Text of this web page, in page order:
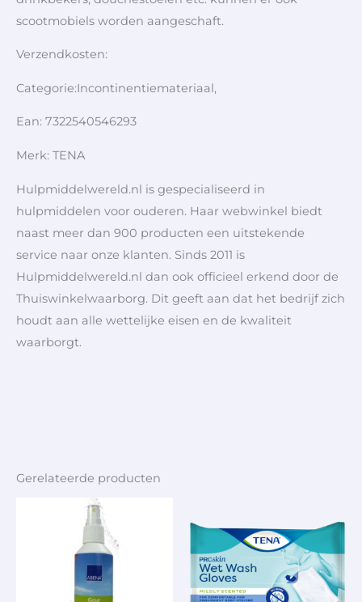
scootmobiels worden aangeschaft.
Verzendkosten:
Categorie:Incontinentiemateriaal,
Ean: 7322540546293
Merk: TENA
Hulpmiddelwereld.nl is gespecialiseerd in
hulpmiddelen voor ouderen. Haar webwinkel biedt
naast meer dan 900 producten een uitstekende
service naar onze klanten. Sinds 2011 is
Hulpmiddelwereld.nl dan ook officieel erkend door de
Thuiswinkelwaarborg. Dit geeft aan dat het bedrijf zich
houdt aan alle wettelijke eisen en de kwaliteit
waarborgt.
Gerelateerde producten